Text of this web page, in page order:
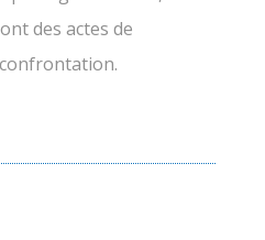
des actes de